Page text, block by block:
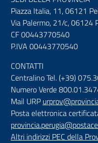
Piazza Italia, 11, 06121
Via Palermo, 21/c, 06124
CF 00443770540
P.IVA 00443770540
CONTATTI
Centralino Tel. (+39)
Numero Verde
Mail URP
Posta elettronica
Altri indirizzi PEC della